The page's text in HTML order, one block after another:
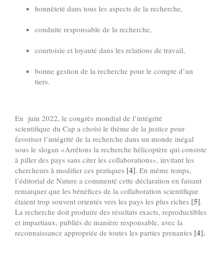
honnêteté dans tous les aspects de la recherche,
conduite responsable de la recherche,
courtoisie et loyauté dans les relations de travail,
bonne gestion de la recherche pour le compte d’un
tiers.
En juin 2022, le congrès mondial de l’intégrité
scientifique du Cap a choisi le thème de la justice pour
favoriser l’intégrité de la recherche dans un monde inégal
sous le slogan «Arrêtons la recherche hélicoptère qui consiste
à piller des pays sans citer les collaborations», invitant les
chercheurs à modifier ces pratiques [4]. En même temps,
l’éditorial de Nature a commenté cette déclaration en faisant
remarquer que les bénéfices de la collaboration scientifique
étaient trop souvent orientés vers les pays les plus riches [5].
La recherche doit produire des résultats exacts, reproductibles
et impartiaux, publiés de manière responsable, avec la
reconnaissance appropriée de toutes les parties prenantes [4].